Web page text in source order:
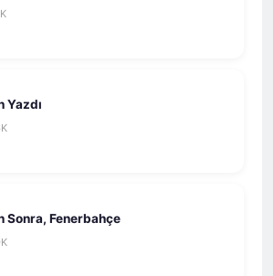
Yazdı
Sonra, Fenerbahçe